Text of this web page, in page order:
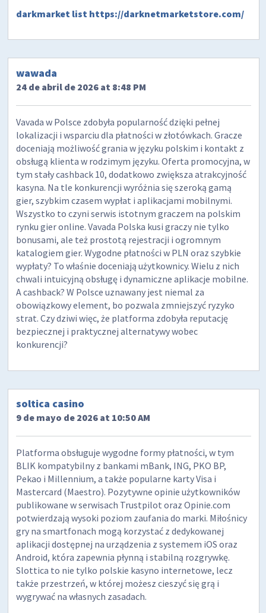
darkmarket list https://darknetmarketstore.com/
wawada
24 de abril de 2026 at 8:48 PM
Vavada w Polsce zdobyła popularność dzięki pełnej
lokalizacji i wsparciu dla płatności w złotówkach. Gracze
doceniają możliwość grania w języku polskim i kontakt z
obsługą klienta w rodzimym języku. Oferta promocyjna, w
tym stały cashback 10, dodatkowo zwiększa atrakcyjność
kasyna. Na tle konkurencji wyróżnia się szeroką gamą
gier, szybkim czasem wypłat i aplikacjami mobilnymi.
Wszystko to czyni serwis istotnym graczem na polskim
rynku gier online. Vavada Polska kusi graczy nie tylko
bonusami, ale też prostotą rejestracji i ogromnym
katalogiem gier. Wygodne płatności w PLN oraz szybkie
wypłaty? To właśnie doceniają użytkownicy. Wielu z nich
chwali intuicyjną obsługę i dynamiczne aplikacje mobilne.
A cashback? W Polsce uznawany jest niemal za
obowiązkowy element, bo pozwala zmniejszyć ryzyko
strat. Czy dziwi więc, że platforma zdobyła reputację
bezpiecznej i praktycznej alternatywy wobec
konkurencji?
soltica casino
9 de mayo de 2026 at 10:50 AM
Platforma obsługuje wygodne formy płatności, w tym
BLIK kompatybilny z bankami mBank, ING, PKO BP,
Pekao i Millennium, a także popularne karty Visa i
Mastercard (Maestro). Pozytywne opinie użytkowników
publikowane w serwisach Trustpilot oraz Opinie.com
potwierdzają wysoki poziom zaufania do marki. Miłośnicy
gry na smartfonach mogą korzystać z dedykowanej
aplikacji dostępnej na urządzenia z systemem iOS oraz
Android, która zapewnia płynną i stabilną rozgrywkę.
Slottica to nie tylko polskie kasyno internetowe, lecz
także przestrzeń, w której możesz cieszyć się grą i
wygrywać na własnych zasadach.